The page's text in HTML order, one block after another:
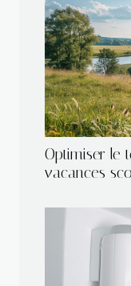
Optimiser le
vacances